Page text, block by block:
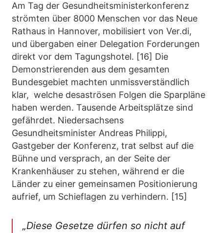
Am Tag der Gesundheitsministerkonferenz
strömten über 8000 Menschen vor das Neue
Rathaus in Hannover, mobilisiert von Ver.di,
und übergaben einer Delegation Forderungen
direkt vor dem Tagungshotel. [16] Die
Demonstrierenden aus dem gesamten
Bundesgebiet machten unmissverständlich
klar, welche desaströsen Folgen die Sparpläne
haben werden. Tausende Arbeitsplätze sind
gefährdet. Niedersachsens
Gesundheitsminister Andreas Philippi,
Gastgeber der Konferenz, trat selbst auf die
Bühne und versprach, an der Seite der
Krankenhäuser zu stehen, während er die
Länder zu einer gemeinsamen Positionierung
aufrief, um Schieflagen zu verhindern. [15]
„Diese Gesetze dürfen so nicht auf